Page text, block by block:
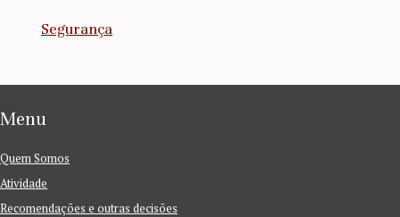
Segurança
Menu
Quem Somos
Atividade
Recomendações e outras decisões